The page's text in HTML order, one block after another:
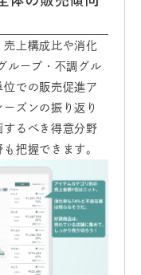
売上構成比や消化
ループ・不調グル
での販売促進ア
ズンの振り返り
するべき得意分野
把握できます。